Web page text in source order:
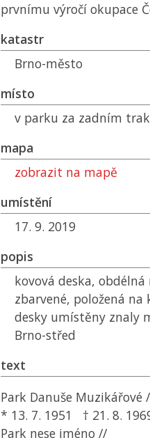
prvnímu výročí okupace
katastr
Brno-město
místo
v parku za zadním
mapa
zobrazit na mapě
umístění
17. 9. 2019
popis
kovová deska,
zbarvené, položená
desky umístěny znaly
Brno-střed
text
Park Danuše Muzikářové
* 13. 7. 1951 † 21. 8.
Park nese jméno //